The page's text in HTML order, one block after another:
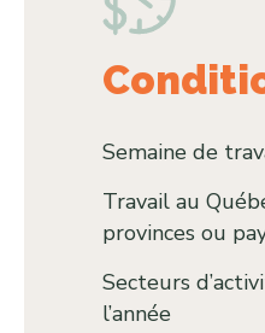
Semaine de
Travail au
provinces ou
Secteurs
l’année